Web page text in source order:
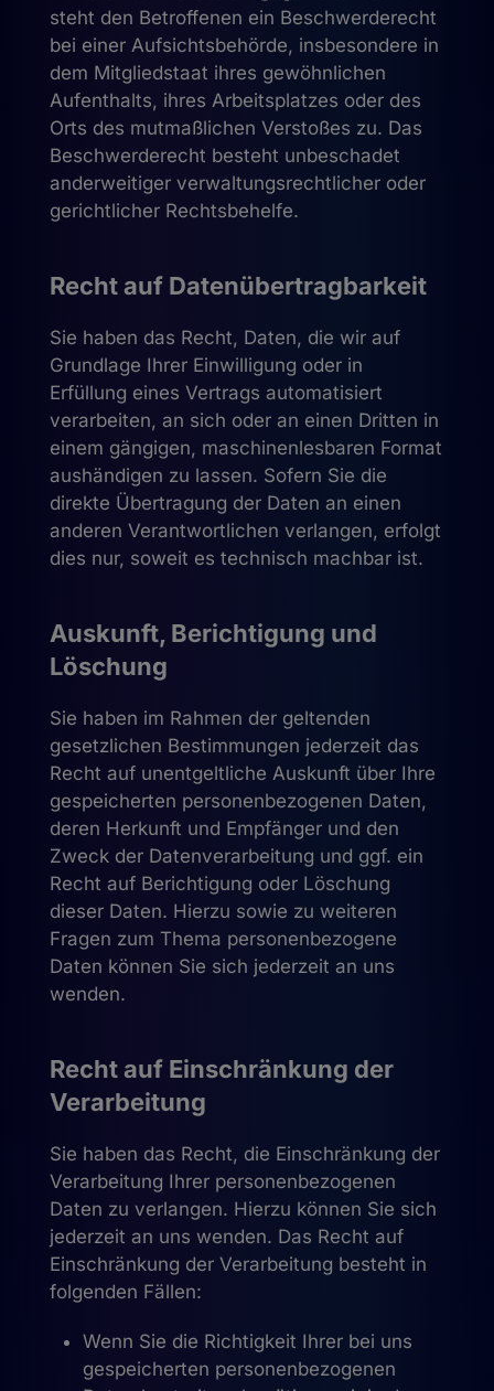
steht den Betroffenen ein Beschwerderecht
bei einer Aufsichtsbehörde, insbesondere in
dem Mitgliedstaat ihres gewöhnlichen
Aufenthalts, ihres Arbeitsplatzes oder des
Orts des mutmaßlichen Verstoßes zu. Das
Beschwerderecht besteht unbeschadet
anderweitiger verwaltungsrechtlicher oder
gerichtlicher Rechtsbehelfe.
Recht auf Daten­übertrag­barkeit
Sie haben das Recht, Daten, die wir auf
Grundlage Ihrer Einwilligung oder in
Erfüllung eines Vertrags automatisiert
verarbeiten, an sich oder an einen Dritten in
einem gängigen, maschinenlesbaren Format
aushändigen zu lassen. Sofern Sie die
direkte Übertragung der Daten an einen
anderen Verantwortlichen verlangen, erfolgt
dies nur, soweit es technisch machbar ist.
Auskunft, Berichtigung und
Löschung
Sie haben im Rahmen der geltenden
gesetzlichen Bestimmungen jederzeit das
Recht auf unentgeltliche Auskunft über Ihre
gespeicherten personenbezogenen Daten,
deren Herkunft und Empfänger und den
Zweck der Datenverarbeitung und ggf. ein
Recht auf Berichtigung oder Löschung
dieser Daten. Hierzu sowie zu weiteren
Fragen zum Thema personenbezogene
Daten können Sie sich jederzeit an uns
wenden.
Recht auf Einschränkung der
Verarbeitung
Sie haben das Recht, die Einschränkung der
Verarbeitung Ihrer personenbezogenen
Daten zu verlangen. Hierzu können Sie sich
jederzeit an uns wenden. Das Recht auf
Einschränkung der Verarbeitung besteht in
folgenden Fällen:
Wenn Sie die Richtigkeit Ihrer bei uns
gespeicherten personenbezogenen